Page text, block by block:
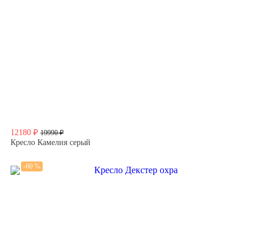
12180 ₽ 19990 ₽
Кресло Камелия серый
-60 %